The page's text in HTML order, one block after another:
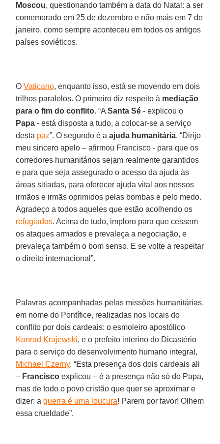
Moscou, questionando também a data do Natal: a ser
comemorado em 25 de dezembro e não mais em 7 de
janeiro, como sempre aconteceu em todos os antigos
países soviéticos.
OVaticano, enquanto isso, está se movendo em dois
trilhos paralelos. O primeiro diz respeito à mediação
para o fim do conflito. “ASanta Sé - explicou o
Papa - está disposta a tudo, a colocar-se a serviço
desta paz”. O segundo é aajuda humanitária. “Dirijo
meu sincero apelo – afirmou Francisco - para que os
corredores humanitários sejam realmente garantidos
e para que seja assegurado o acesso da ajuda às
áreas sitiadas, para oferecer ajuda vital aos nossos
irmãos e irmãs oprimidos pelas bombas e pelo medo.
Agradeço a todos aqueles que estão acolhendo os
refugiados. Acima de tudo, imploro para que cessem
os ataques armados e prevaleça a negociação, e
prevaleça também o bom senso. E se volte a respeitar
o direito internacional”.
Palavras acompanhadas pelas missões humanitárias,
em nome do Pontífice, realizadas nos locais do
conflito por dois cardeais: o esmoleiro apostólico
Konrad Krajewski, e o prefeito interino do Dicastério
para o serviço do desenvolvimento humano integral,
Michael Czerny. “Esta presença dos dois cardeais ali
– Francisco explicou – é a presença não só do Papa,
mas de todo o povo cristão que quer se aproximar e
dizer: aguerra é uma loucura! Parem por favor! Olhem
essa crueldade”.